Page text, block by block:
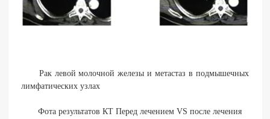
Рак левой молочной железы и метастаз в подмышечных
лимфатических узлах
Фота результатов КТ Перед лечением VS после лечения